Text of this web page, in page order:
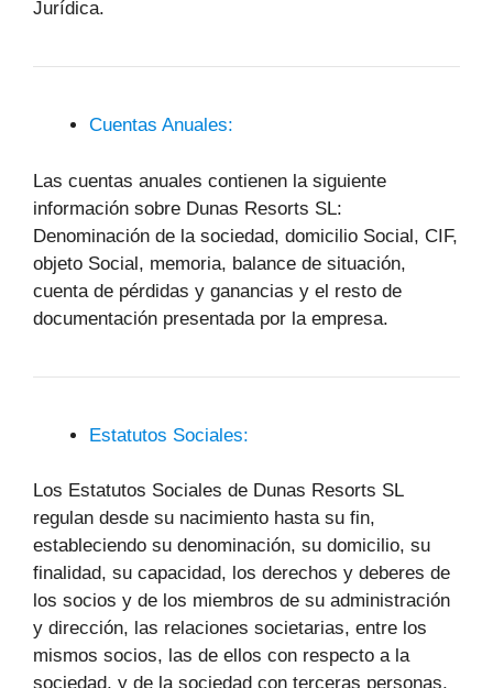
Jurídica.
Cuentas Anuales:
Las cuentas anuales contienen la siguiente
información sobre Dunas Resorts SL:
Denominación de la sociedad, domicilio Social, CIF,
objeto Social, memoria, balance de situación,
cuenta de pérdidas y ganancias y el resto de
documentación presentada por la empresa.
Estatutos Sociales:
Los Estatutos Sociales de Dunas Resorts SL
regulan desde su nacimiento hasta su fin,
estableciendo su denominación, su domicilio, su
finalidad, su capacidad, los derechos y deberes de
los socios y de los miembros de su administración
y dirección, las relaciones societarias, entre los
mismos socios, las de ellos con respecto a la
sociedad, y de la sociedad con terceras personas,